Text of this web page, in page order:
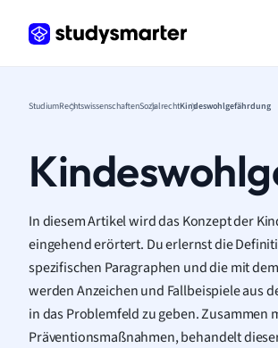
StudiumRechtswissenschaftenSozialrechtKindeswohlgefährdung
In diesem Artikel wird das Konzept der
eingehend erörtert. Du erlernst die
spezifischen Paragraphen und die mit
werden Anzeichen und Fallbeispiele aus
in das Problemfeld zu geben. Zusammen
Präventionsmaßnahmen, behandelt